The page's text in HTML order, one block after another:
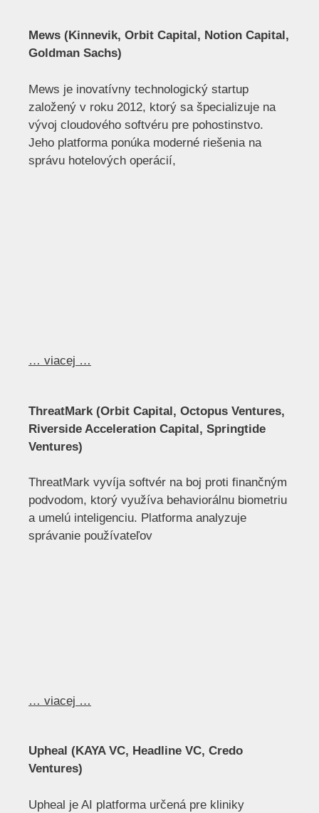
Mews (Kinnevik, Orbit Capital, Notion Capital,
Goldman Sachs)
Mews je inovatívny technologický startup
založený v roku 2012, ktorý sa špecializuje na
vývoj cloudového softvéru pre pohostinstvo.
Jeho platforma ponúka moderné riešenia na
správu hotelových operácií,
… viacej …
ThreatMark (Orbit Capital, Octopus Ventures,
Riverside Acceleration Capital, Springtide
Ventures)
ThreatMark vyvíja softvér na boj proti finančným
podvodom, ktorý využíva behaviorálnu biometriu
a umelú inteligenciu. Platforma analyzuje
správanie používateľov
… viacej …
Upheal (KAYA VC, Headline VC, Credo
Ventures)
Upheal je AI platforma určená pre kliniky